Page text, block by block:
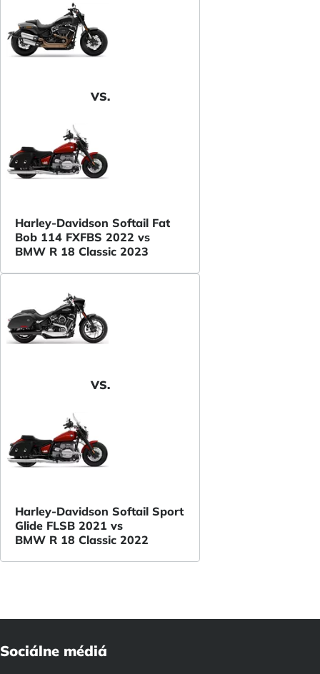
VS.
Harley-Davidson Softail Fat
Bob 114 FXFBS 2022 vs
BMW R 18 Classic 2023
VS.
Harley-Davidson Softail Sport
Glide FLSB 2021 vs
BMW R 18 Classic 2022
Sociálne médiá